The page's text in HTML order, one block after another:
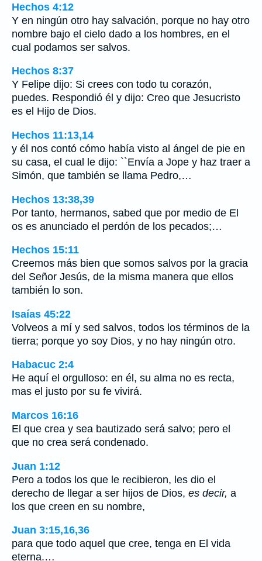
Hechos 4:12
Y en ningún otro hay salvación, porque no hay otro
nombre bajo el cielo dado a los hombres, en el
cual podamos ser salvos.
Hechos 8:37
Y Felipe dijo: Si crees con todo tu corazón,
puedes. Respondió él y dijo: Creo que Jesucristo
es el Hijo de Dios.
Hechos 11:13,14
y él nos contó cómo había visto al ángel de pie en
su casa, el cual le dijo: ``Envía a Jope y haz traer a
Simón, que también se llama Pedro,…
Hechos 13:38,39
Por tanto, hermanos, sabed que por medio de El
os es anunciado el perdón de los pecados;…
Hechos 15:11
Creemos más bien que somos salvos por la gracia
del Señor Jesús, de la misma manera que ellos
también lo son.
Isaías 45:22
Volveos a mí y sed salvos, todos los términos de la
tierra; porque yo soy Dios, y no hay ningún otro.
Habacuc 2:4
He aquí el orgulloso: en él, su alma no es recta,
mas el justo por su fe vivirá.
Marcos 16:16
El que crea y sea bautizado será salvo; pero el
que no crea será condenado.
Juan 1:12
Pero a todos los que le recibieron, les dio el
derecho de llegar a ser hijos de Dios, es decir, a
los que creen en su nombre,
Juan 3:15,16,36
para que todo aquel que cree, tenga en El vida
eterna.…